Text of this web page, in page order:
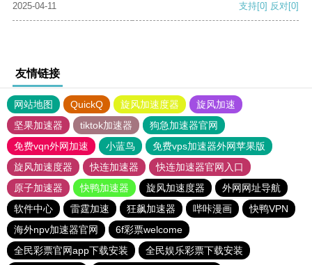
2025-04-11 支持[0] 反对[0]
友情链接
网站地图 QuickQ 旋风加速度器
旋风加速
坚果加速器
tiktok加速器
狗急加速器官网
免费vqn外网加速
小蓝鸟
免费vps加速器外网苹果版
旋风加速度器
快连加速器
快连加速器官网入口
原子加速器
快鸭加速器 旋风加速度器
外网网址导航
软件中心
雷霆加速 狂飙加速器 哔咔漫画
快鸭VPN
海外npv加速器官网
6f彩票welcome
全民彩票官网app下载安装
全民娱乐彩票下载安装